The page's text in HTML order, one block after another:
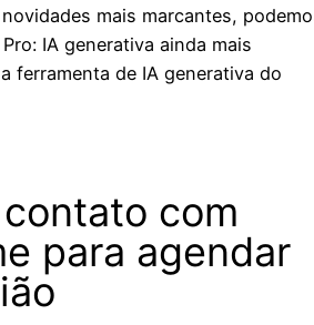
mais marcantes,
IA generativa ainda mais
ferramenta de IA generativa do
com
para agendar